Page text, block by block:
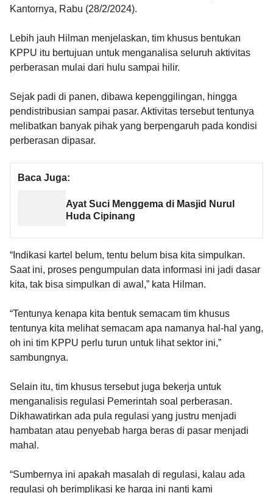
Kantornya, Rabu (28/2/2024).
Lebih jauh Hilman menjelaskan, tim khusus bentukan
KPPU itu bertujuan untuk menganalisa seluruh aktivitas
perberasan mulai dari hulu sampai hilir.
Sejak padi di panen, dibawa kepenggilingan, hingga
pendistribusian sampai pasar. Aktivitas tersebut tentunya
melibatkan banyak pihak yang berpengaruh pada kondisi
perberasan dipasar.
Baca Juga:
Ayat Suci Menggema di Masjid Nurul
Huda Cipinang
“Indikasi kartel belum, tentu belum bisa kita simpulkan.
Saat ini, proses pengumpulan data informasi ini jadi dasar
kita, tak bisa simpulkan di awal,” kata Hilman.
“Tentunya kenapa kita bentuk semacam tim khusus
tentunya kita melihat semacam apa namanya hal-hal yang,
oh ini tim KPPU perlu turun untuk lihat sektor ini,”
sambungnya.
Selain itu, tim khusus tersebut juga bekerja untuk
menganalisis regulasi Pemerintah soal perberasan.
Dikhawatirkan ada pula regulasi yang justru menjadi
hambatan atau penyebab harga beras di pasar menjadi
mahal.
“Sumbernya ini apakah masalah di regulasi, kalau ada
regulasi oh berimplikasi ke harga ini nanti kami